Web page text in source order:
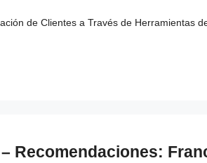
de Clientes a Través de Herramientas
Recomendaciones: